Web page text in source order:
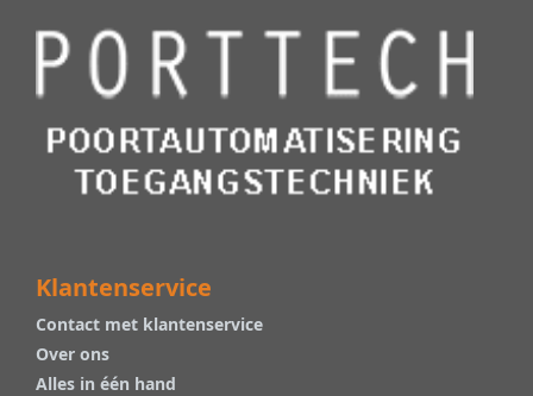
Klantenservice
Contact met klantenservice
Over ons
Alles in één hand